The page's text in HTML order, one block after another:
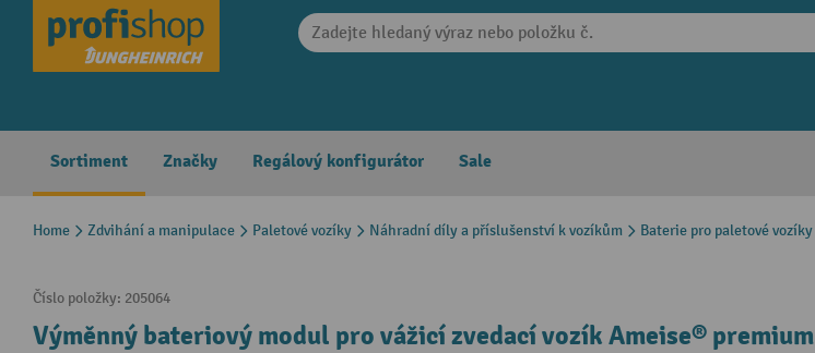
Skip to main navigation
Sortiment Značky Regálový konfigurátor Sale
Home Zdvihání a manipulace Paletové vozíky Náhradní díly a příslušenství k vozíkům Baterie pro paletové vozíky
Číslo položky: 205064
Výměnný bateriový modul pro vážicí zvedací vozík Ameise® premium